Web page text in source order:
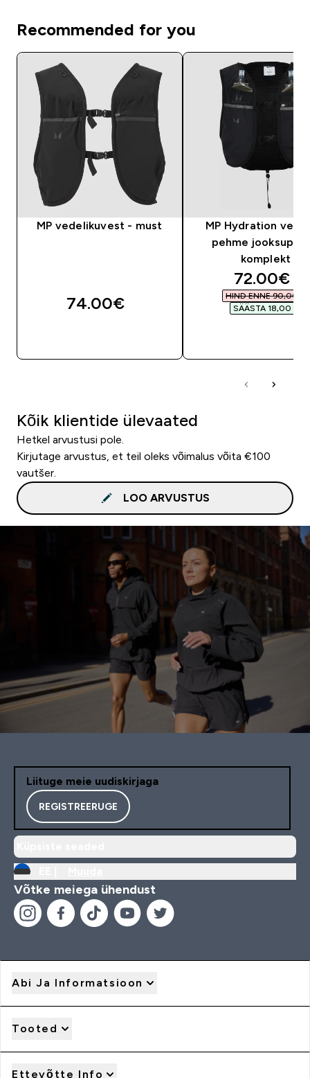
Recommended for you
MP vedelikuvest - must
74.00€‎
MP Hydration vest
pehme
komplekt
72.00€‎
HIND ENNE 90,00 €‎
SÄÄSTA 18,00 €‎
Kõik klientide ülevaated
Hetkel arvustusi pole.
Kirjutage arvustus, et teil oleks võimalus võita €100
vautšer.
LOO ARVUSTUS
Liituge meie uudiskirjaga
REGISTREERUGE
Võtke meiega ühendust
Abi Ja Informatsioon
Tooted
Ettevõtte Info